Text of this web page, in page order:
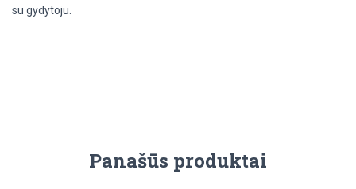
su gydytoju.
Panašūs produktai